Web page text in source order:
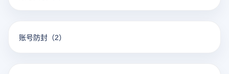
账号防封 （2）